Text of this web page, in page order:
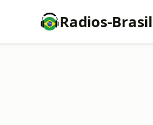
Radios-